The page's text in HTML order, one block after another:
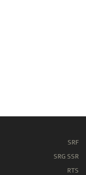
SRF
SRG SSR
RTS